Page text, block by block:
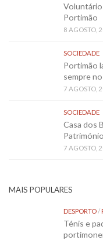
Portimão
8 AGOSTO,
SOCIEDADE
Portimão
sempre
7 AGOSTO,
SOCIEDADE
Casa dos
7 AGOSTO,
MAIS POPULARES
DESPORTO/
Ténis e